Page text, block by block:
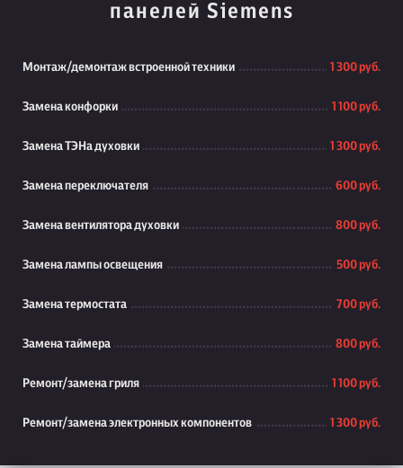
панелей Siemens
Монтаж/демонтаж встроенной техники 1 300 руб.
Замена конфорки 1 100 руб.
Замена ТЭНа духовки 1 300 руб.
Замена переключателя 600 руб.
Замена вентилятора духовки 800 руб.
Замена лампы освещения 500 руб.
Замена термостата 700 руб.
Замена таймера 800 руб.
Ремонт/замена гриля 1 100 руб.
Ремонт/замена электронных компонентов 1 300 руб.